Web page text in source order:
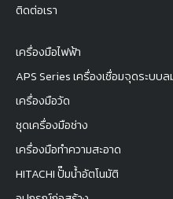
ติดต่อเรา
เครื่องมือไฟฟ้า
APS Series เครื่องเชื่อมจุดระบบล
เครื่องมือวัด
ชุดเครื่องมือช่าง
เครื่องมือทำความสะอาด
HITACHI ปั๊มน้ำอัตโนมัติ